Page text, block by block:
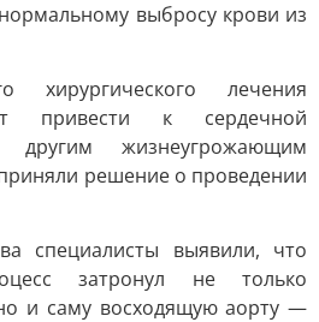
выбросу крови из
хирургического лечения
привести к сердечной
другим жизнеугрожающим
решение о проведении
специалисты выявили, что
затронул не только
и саму восходящую аорту —